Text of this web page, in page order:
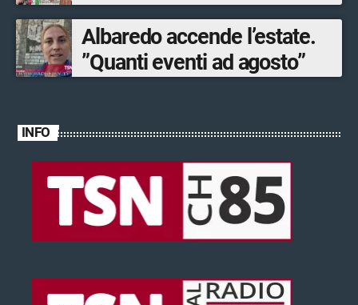
Albaredo accende l’estate.
”Quanti eventi ad agosto”
INFO